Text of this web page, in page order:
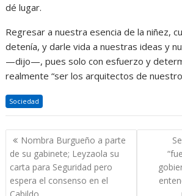
dé lugar.
Regresar a nuestra esencia de la niñez,
detenía, y darle vida a nuestras ideas y
—dijo—, pues solo con esfuerzo y
realmente “ser los arquitectos de
Sociedad
Navegación
de
entradas
Nombra Burgueño a parte
de su gabinete; Leyzaola su
carta para Seguridad pero
espera el consenso en el